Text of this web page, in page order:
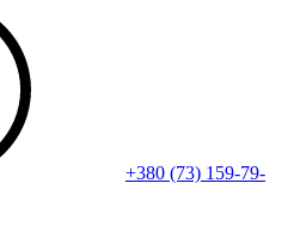
+380 (73) 159-79-